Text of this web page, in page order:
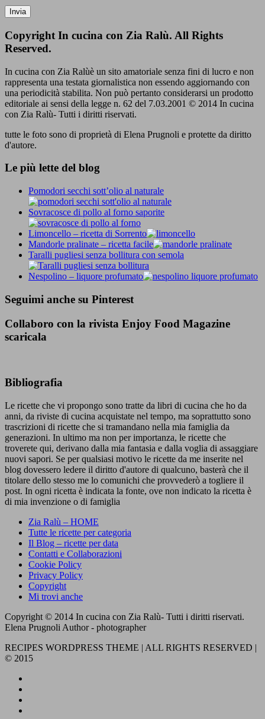
Copyright In cucina con Zia Ralù. All Rights
Reserved.
In cucina con Zia Ralùè un sito amatoriale senza fini di lucro e non
rappresenta una testata giornalistica non essendo aggiornando con
una periodicità stabilita. Non può pertanto considerarsi un prodotto
editoriale ai sensi della legge n. 62 del 7.03.2001 © 2014 In cucina
con Zia Ralù- Tutti i diritti riservati.
tutte le foto sono di proprietà di Elena Prugnoli e protette da diritto
d'autore.
Le più lette del blog
Pomodori secchi sott’olio al naturale
Sovracosce di pollo al forno saporite
Limoncello – ricetta di Sorrento
Mandorle pralinate – ricetta facile
Taralli pugliesi senza bollitura con semola
Nespolino – liquore profumato
Seguimi anche su Pinterest
Collaboro con la rivista Enjoy Food Magazine
scaricala
Bibliografia
Le ricette che vi propongo sono tratte da libri di cucina che ho da
anni, da riviste di cucina acquistate nel tempo, ma soprattutto sono
trascrizioni di ricette che si tramandano nella mia famiglia da
generazioni. In ultimo ma non per importanza, le ricette che
troverete qui, derivano dalla mia fantasia e dalla voglia di assaggiare
nuovi sapori. Se per qualsiasi motivo le ricette da me inserite nel
blog dovessero ledere il diritto d'autore di qualcuno, basterà che il
titolare dello stesso me lo comunichi che provvederò a togliere il
post. In ogni ricetta è indicata la fonte, ove non indicato la ricetta è
di mia invenzione o di famiglia
Zia Ralù – HOME
Tutte le ricette per categoria
Il Blog – ricette per data
Contatti e Collaborazioni
Cookie Policy
Privacy Policy
Copyright
Mi trovi anche
Copyright © 2014 In cucina con Zia Ralù- Tutti i diritti riservati.
Elena Prugnoli Author - photographer
RECIPES WORDPRESS THEME | ALL RIGHTS RESERVED |
© 2015